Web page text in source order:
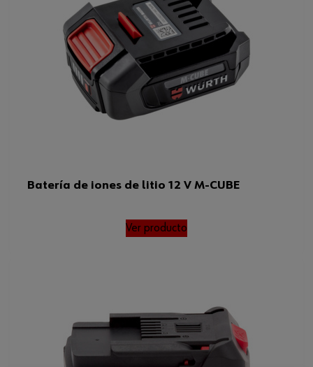
Batería de iones de litio 12 V M-CUBE
Ver producto